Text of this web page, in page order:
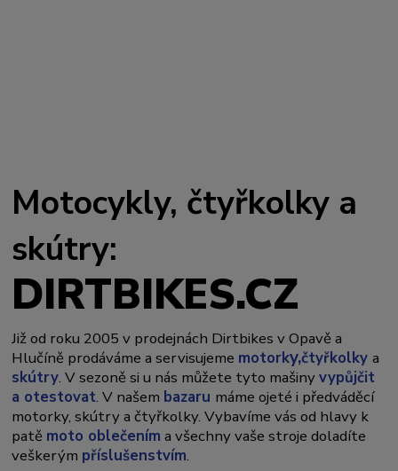
Motocykly, čtyřkolky a
skútry:
DIRTBIKES.CZ
Již od roku 2005 v prodejnách Dirtbikes v Opavě a
Hlučíně prodáváme a servisujeme motorky,čtyřkolkya
skútry. V sezoně si u nás můžete tyto mašinyvypůjčit
a otestovat. V našem bazaru máme ojeté i předváděcí
motorky, skútry a čtyřkolky. Vybavíme vás od hlavy k
patě moto oblečením a všechny vaše stroje doladíte
veškerým příslušenstvím.